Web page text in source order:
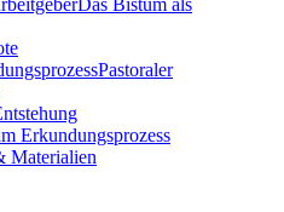
Pastoraler
Erkundungsprozess
Materialien